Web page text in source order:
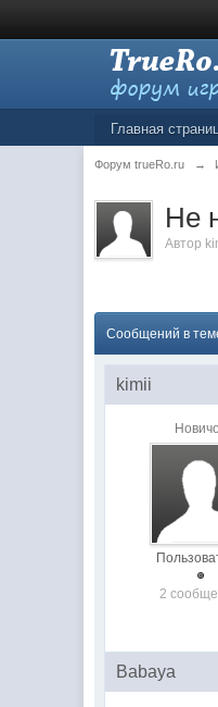
Главная
Форум trueRo.ru →
Не
Автор
Сообщений в
kimii
2
Babaya